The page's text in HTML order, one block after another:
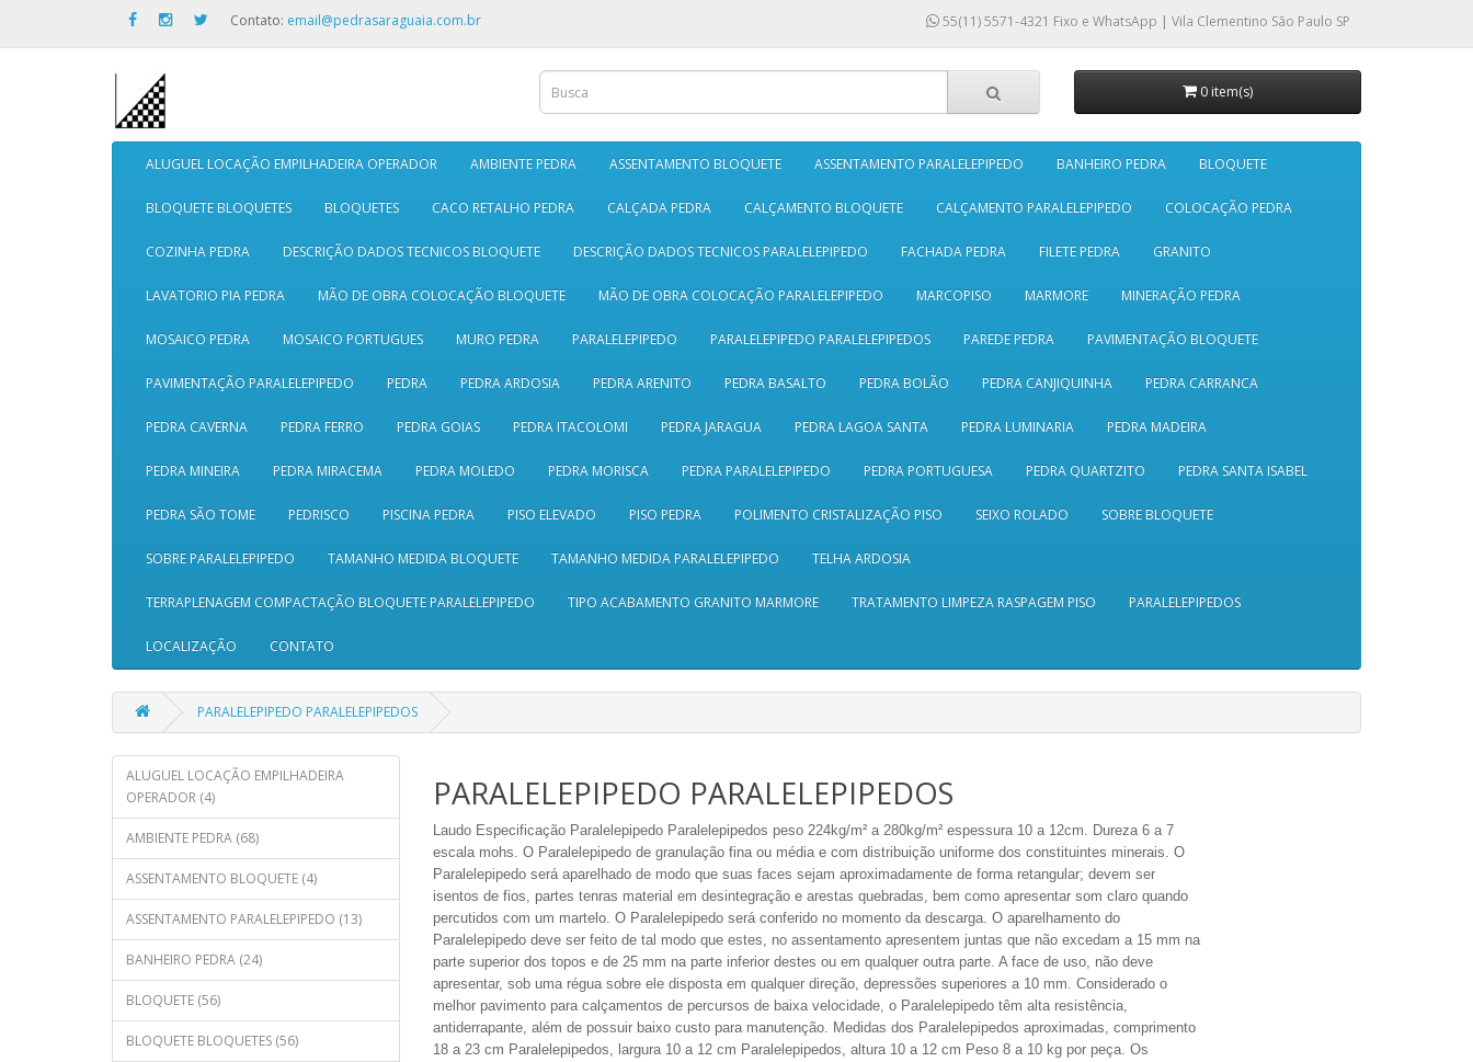
Contato: email@pedrasaraguaia.com.br 55(11) 5571-4321 Fixo e WhatsApp | Vila Clementino São Paulo SP
0 item(s)
ALUGUEL LOCAÇÃO EMPILHADEIRA OPERADOR AMBIENTE PEDRA ASSENTAMENTO BLOQUETE ASSENTAMENTO PARALELEPIPEDO BANHEIRO PEDRA BLOQUETE
BLOQUETE BLOQUETES BLOQUETES CACO RETALHO PEDRA CALÇADA PEDRA CALÇAMENTO BLOQUETE CALÇAMENTO PARALELEPIPEDO COLOCAÇÃO PEDRA
COZINHA PEDRA DESCRIÇÃO DADOS TECNICOS BLOQUETE DESCRIÇÃO DADOS TECNICOS PARALELEPIPEDO FACHADA PEDRA FILETE PEDRA GRANITO
LAVATORIO PIA PEDRA MÃO DE OBRA COLOCAÇÃO BLOQUETE MÃO DE OBRA COLOCAÇÃO PARALELEPIPEDO MARCOPISO MARMORE MINERAÇÃO PEDRA
MOSAICO PEDRA MOSAICO PORTUGUES MURO PEDRA PARALELEPIPEDO PARALELEPIPEDO PARALELEPIPEDOS PAREDE PEDRA PAVIMENTAÇÃO BLOQUETE
PAVIMENTAÇÃO PARALELEPIPEDO PEDRA PEDRA ARDOSIA PEDRA ARENITO PEDRA BASALTO PEDRA BOLÃO PEDRA CANJIQUINHA PEDRA CARRANCA
PEDRA CAVERNA PEDRA FERRO PEDRA GOIAS PEDRA ITACOLOMI PEDRA JARAGUA PEDRA LAGOA SANTA PEDRA LUMINARIA PEDRA MADEIRA
PEDRA MINEIRA PEDRA MIRACEMA PEDRA MOLEDO PEDRA MORISCA PEDRA PARALELEPIPEDO PEDRA PORTUGUESA PEDRA QUARTZITO PEDRA SANTA ISABEL
PEDRA SÃO TOME PEDRISCO PISCINA PEDRA PISO ELEVADO PISO PEDRA POLIMENTO CRISTALIZAÇÃO PISO SEIXO ROLADO SOBRE BLOQUETE
SOBRE PARALELEPIPEDO TAMANHO MEDIDA BLOQUETE TAMANHO MEDIDA PARALELEPIPEDO TELHA ARDOSIA
TERRAPLENAGEM COMPACTAÇÃO BLOQUETE PARALELEPIPEDO TIPO ACABAMENTO GRANITO MARMORE TRATAMENTO LIMPEZA RASPAGEM PISO PARALELEPIPEDOS
LOCALIZAÇÃO CONTATO
PARALELEPIPEDO PARALELEPIPEDOS
ALUGUEL LOCAÇÃO EMPILHADEIRA
OPERADOR (4)
AMBIENTE PEDRA (68)
ASSENTAMENTO BLOQUETE (4)
ASSENTAMENTO PARALELEPIPEDO (13)
BANHEIRO PEDRA (24)
BLOQUETE (56)
BLOQUETE BLOQUETES (56)
PARALELEPIPEDO PARALELEPIPEDOS
Laudo Especificação Paralelepipedo Paralelepipedos peso 224kg/m² a 280kg/m² espessura 10 a 12cm. Dureza 6 a 7
escala mohs. O Paralelepipedo de granulação fina ou média e com distribuição uniforme dos constituintes minerais. O
Paralelepipedo será aparelhado de modo que suas faces sejam aproximadamente de forma retangular; devem ser
isentos de fios, partes tenras material em desintegração e arestas quebradas, bem como apresentar som claro quando
percutidos com um martelo. O Paralelepipedo será conferido no momento da descarga. O aparelhamento do
Paralelepipedo deve ser feito de tal modo que estes, no assentamento apresentem juntas que não excedam a 15 mm na
parte superior dos topos e de 25 mm na parte inferior destes ou em qualquer outra parte. A face de uso, não deve
apresentar, sob uma régua sobre ele disposta em qualquer direção, depressões superiores a 10 mm. Considerado o
melhor pavimento para calçamentos de percursos de baixa velocidade, o Paralelepipedo têm alta resistência,
antiderrapante, além de possuir baixo custo para manutenção. Medidas dos Paralelepipedos aproximadas, comprimento
18 a 23 cm Paralelepipedos, largura 10 a 12 cm Paralelepipedos, altura 10 a 12 cm Peso 8 a 10 kg por peça. Os